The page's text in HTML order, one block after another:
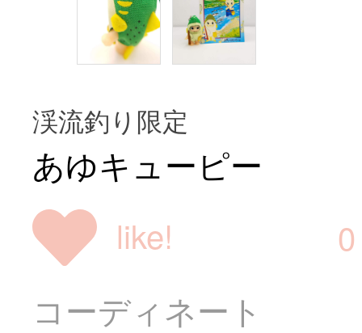
渓流釣り限定
あゆキューピー
like!
0
コーディネート